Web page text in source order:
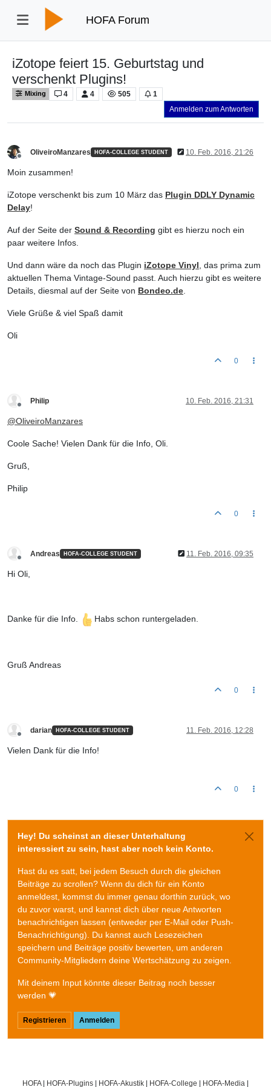
HOFA Forum
iZotope feiert 15. Geburtstag und
verschenkt Plugins!
Mixing 4 4 505
1
Anmelden zum Antworten
OliveiroManzares HOFA-COLLEGE STUDENT 10. Feb. 2016, 21:26
Moin zusammen!
iZotope verschenkt bis zum 10 März das Plugin DDLY Dynamic
Delay!
Auf der Seite der Sound & Recording gibt es hierzu noch ein
paar weitere Infos.
Und dann wäre da noch das Plugin iZotope Vinyl , das prima zum
aktuellen Thema Vintage-Sound passt. Auch hierzu gibt es weitere
Details, diesmal auf der Seite von Bondeo.de
Viele Grüße & viel Spaß damit
Oli
0
Philip 10. Feb. 2016, 21:31
@OliveiroManzares
Coole Sache! Vielen Dank für die Info, Oli.
Gruß,
Philip
0
Andreas HOFA-COLLEGE STUDENT 11. Feb. 2016, 09:35
Hi Oli,
Danke für die Info. Habs schon runtergeladen.
Gruß Andreas
0
darian HOFA-COLLEGE STUDENT 11. Feb. 2016, 12:28
Vielen Dank für die Info!
0
Hey! Du scheinst an dieser Unterhaltung
interessiert zu sein, hast aber noch kein Konto.
Hast du es satt, bei jedem Besuch durch die gleichen
Beiträge zu scrollen? Wenn du dich für ein Konto
anmeldest, kommst du immer genau dorthin zurück, wo
du zuvor warst, und kannst dich über neue Antworten
benachrichtigen lassen (entweder per E-Mail oder Push-
Benachrichtigung). Du kannst auch Lesezeichen
speichern und Beiträge positiv bewerten, um anderen
Community-Mitgliedern deine Wertschätzung zu zeigen.
Mit deinem Input könnte dieser Beitrag noch besser
werden 💗
Registrieren Anmelden
HOFA| HOFA-Plugins | HOFA-Akustik | HOFA-College | HOFA-Media |